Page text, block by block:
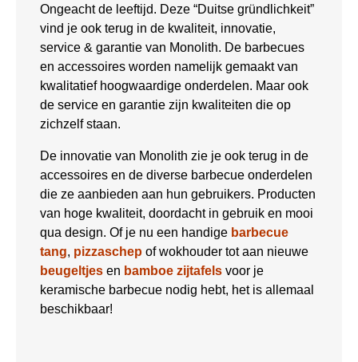
Ongeacht de leeftijd. Deze “Duitse gründlichkeit”
vind je ook terug in de kwaliteit, innovatie,
service & garantie van Monolith. De barbecues
en accessoires worden namelijk gemaakt van
kwalitatief hoogwaardige onderdelen. Maar ook
de service en garantie zijn kwaliteiten die op
zichzelf staan.
De innovatie van Monolith zie je ook terug in de
accessoires en de diverse barbecue onderdelen
die ze aanbieden aan hun gebruikers. Producten
van hoge kwaliteit, doordacht in gebruik en mooi
qua design. Of je nu een handige barbecue
tang, pizzaschep of wokhouder tot aan nieuwe
beugeltjes en bamboe zijtafels voor je
keramische barbecue nodig hebt, het is allemaal
beschikbaar!